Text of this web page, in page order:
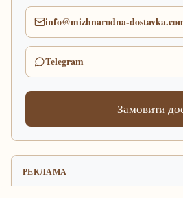
info@mizhnarodna-
Telegram
Замовити
РЕКЛАМА